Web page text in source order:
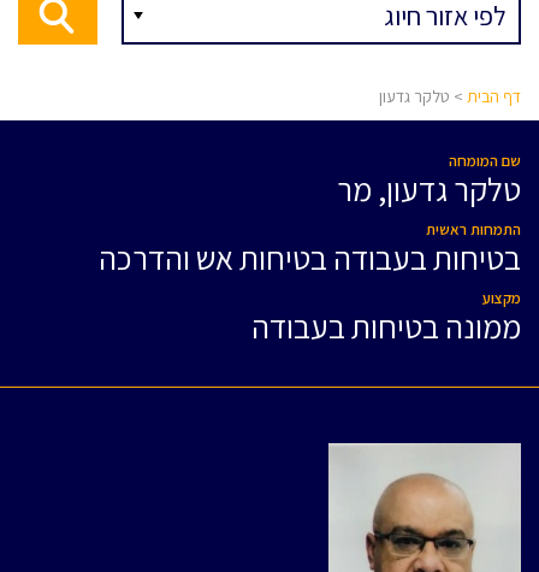
דף הבית > טלקר גדעון
שם המומחה
טלקר גדעון, מר
התמחות ראשית
בטיחות בעבודה בטיחות אש והדרכה
מקצוע
ממונה בטיחות בעבודה